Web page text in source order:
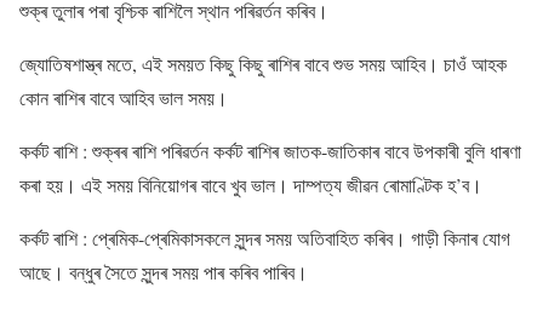
শুক্ৰ তুলাৰ পৰা বৃশ্চিক ৰাশিলৈ স্থান পৰিৱৰ্তন কৰিব।
জ্যোতিষশাস্ত্ৰ মতে, এই সময়ত কিছু কিছু ৰাশিৰ বাবে শুভ সময় আহিব। চাওঁ আহক
কোন ৰাশিৰ বাবে আহিব ভাল সময়।
কৰ্কট ৰাশি : শুক্ৰৰ ৰাশি পৰিৱৰ্তন কৰ্কট ৰাশিৰ জাতক-জাতিকাৰ বাবে উপকাৰী বুলি ধাৰণা
কৰা হয়। এই সময় বিনিয়োগৰ বাবে খুব ভাল। দাম্পত্য জীৱন ৰোমাণ্টিক হ’ব।
কৰ্কট ৰাশি : প্ৰেমিক-প্ৰেমিকাসকলে সুন্দৰ সময় অতিবাহিত কৰিব। গাড়ী কিনাৰ যোগ
আছে। বন্ধুৰ সৈতে সুন্দৰ সময় পাৰ কৰিব পাৰিব।